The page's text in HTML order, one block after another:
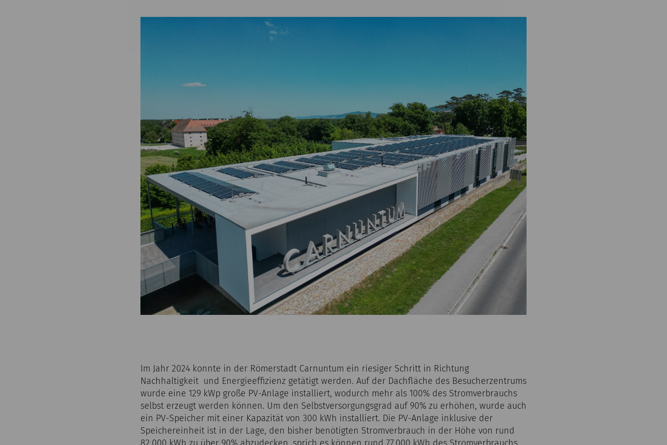
Im Jahr 2024 konnte in der Römerstadt Carnuntum ein riesiger Schritt in Richtung
Nachhaltigkeit und Energieeffizienz getätigt werden. Auf der Dachfläche des Besucherzentrums
wurde eine 129 kWp große PV-Anlage installiert, wodurch mehr als 100% des Stromverbrauchs
selbst erzeugt werden können. Um den Selbstversorgungsgrad auf 90% zu erhöhen, wurde auch
ein PV-Speicher mit einer Kapazität von 300 kWh installiert. Die PV-Anlage inklusive der
Speichereinheit ist in der Lage, den bisher benötigten Stromverbrauch in der Höhe von rund